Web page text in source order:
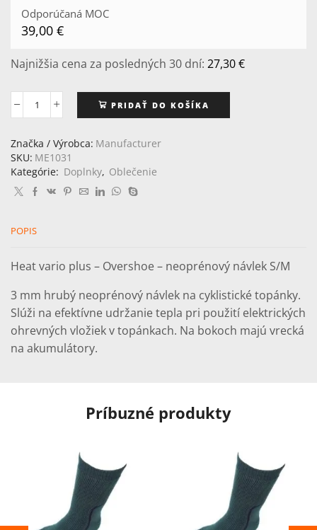
39,00 €.
Odporúčaná MOC
39,00 €
Najnižšia cena za posledných 30 dní: 27,30€
množstvo
910
Neoprénové
návleky
na
topánky
PRIDAŤ DO KOŠÍKA
Značka / Výrobca: Manufacturer
SKU: ME1031
Kategórie: Doplnky, Oblečenie
POPIS
Heat vario plus – Overshoe – neoprénový návlek S/M
3 mm hrubý neoprénový návlek na cyklistické topánky.
Slúži na efektívne udržanie tepla pri použití elektrických
ohrevných vložiek v topánkach. Na bokoch majú vrecká
na akumulátory.
Príbuzné produkty